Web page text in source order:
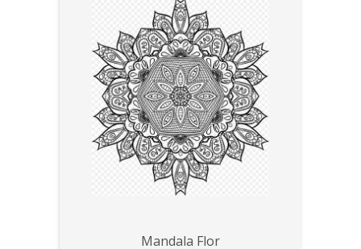
Mandala Flor